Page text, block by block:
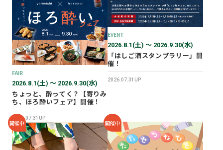
2026年03月
2026年02月
2025年11月
FAIR
2026.8.1(土) 〜 2026.9.30(水)
ちょっと、酔ってく？【寄りみ
ち、ほろ酔いフェア】開催！
2026.07.31UP
EVENT
2026.8.1(土) 〜 2026.9.30(水)
「はしご酒スタンプラリー」開
催！
2026.07.31UP
開催中 開催中